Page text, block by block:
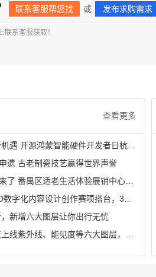
联系客服帮您找 或 发布求购需求
系客服获取！
查看更多
遗 古老制瓷技艺赢得世界声誉
新增六大图层让你出行无忧